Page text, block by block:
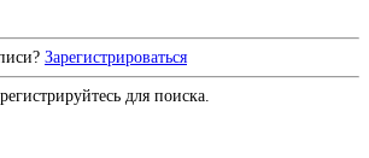
Зарегистрироваться
для поиска.